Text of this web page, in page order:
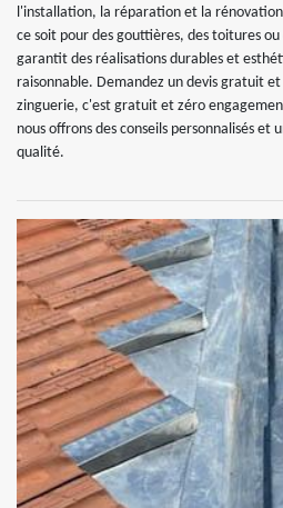
l'installation, la réparation et la
ce soit pour des gouttières, des toitures
garantit des réalisations durables et
raisonnable. Demandez un devis gratuit
zinguerie, c'est gratuit et zéro
nous offrons des conseils personnalisés et
qualité.